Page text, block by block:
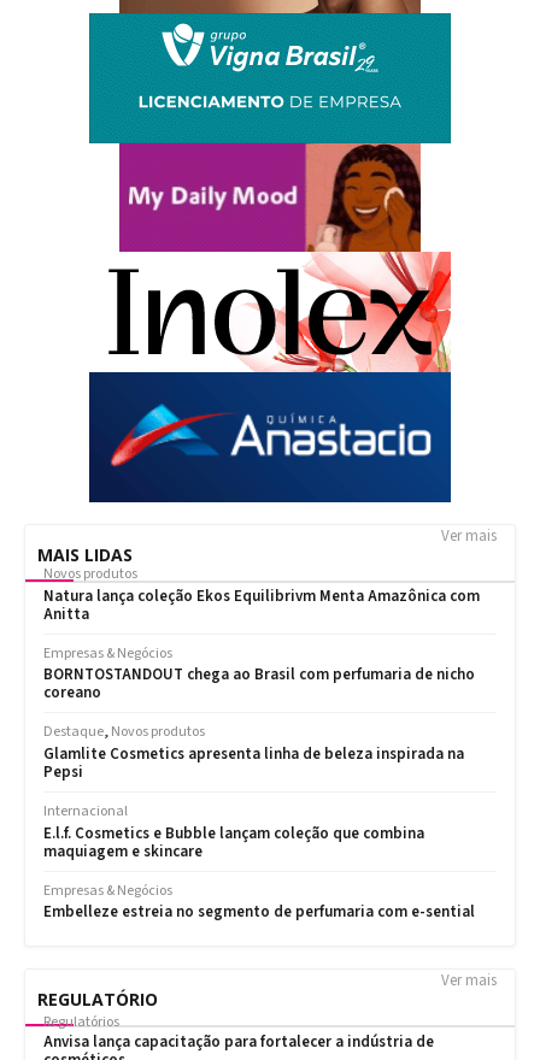
MAIS LIDAS
Ver mais
REGULATÓRIO
Ver mais
Regulatórios
Anvisa lança capacitação para fortalecer a indústria de